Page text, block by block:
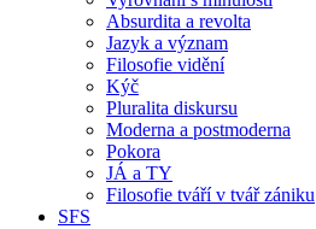
Absurdita a revolta
Jazyk a význam
Filosofie vidění
Kýč
Pluralita diskursu
Moderna a postmoderna
Pokora
JÁ a TY
Filosofie tváří v tvář zániku
SFS